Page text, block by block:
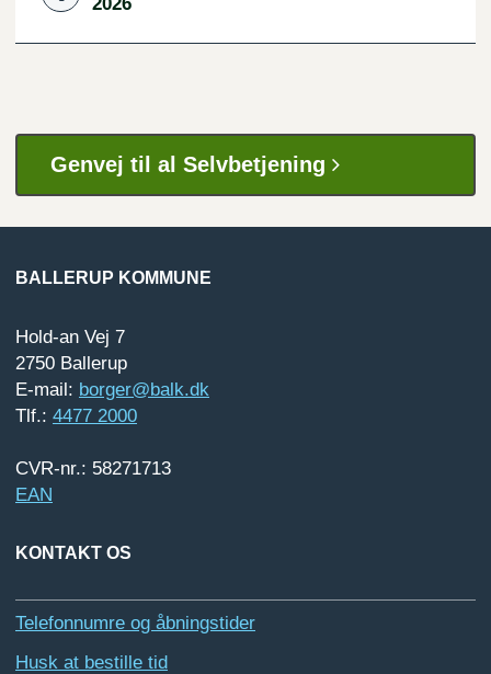
Genvej til al Selvbetjening
BALLERUP KOMMUNE
Hold-an Vej 7
2750 Ballerup
E-mail: borger@balk.dk
Tlf.: 4477 2000
CVR-nr.: 58271713
EAN
KONTAKT OS
Telefonnumre og åbningstider
Husk at bestille tid